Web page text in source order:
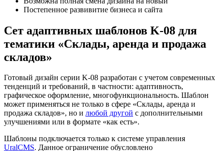
Постепенное развивитие бизнеса и сайта
Сет адаптивных шаблонов K-08 для
тематики «Склады, аренда и продажа
складов»
Готовый дизайн серии K-08 разработан с учетом современных
тенденций и требований, в частности: адаптивность,
графическое оформление, многофункциональность. Шаблон
может применяться не только в сфере «Склады, аренда и
продажа складов», но и любой другой с дополнительными
улучшениями или в формате «как есть».
Шаблоны подключается только к системе управления
UralCMS. Данное ограничение обусловлено